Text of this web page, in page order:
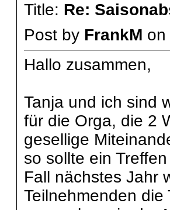
Title: Re:
Post by FrankM on
Hallo zusammen,
Tanja und ich sind
für die Orga, die 2
gesellige
so sollte ein
Fall nächstes Jahr
Teilnehmenden die